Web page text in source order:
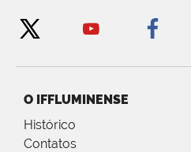
O IFFLUMINENSE
Histórico
Contatos